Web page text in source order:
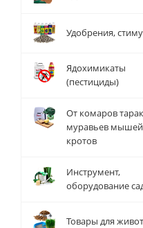
Удобрения,
Ядохимикаты
(пестициды)
От комаров
муравьев
кротов
Инструмент,
оборудование
Товары для